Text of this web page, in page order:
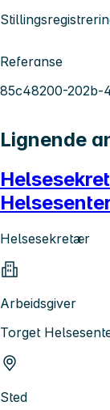
Referanse
85c48200-202b-
Lignende
Helsesekretær
Arbeidsgiver
Torget
Sted